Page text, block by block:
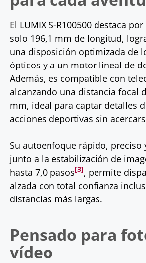
El LUMIX S-R100500 destaca
solo 196,1 mm de longitud,
una disposición optimizada de
ópticos y a un motor lineal de
Además, es compatible con
alcanzando una distancia focal
mm, ideal para captar detalles
acciones deportivas sin
Su autoenfoque rápido, preciso
junto a la estabilización de
hasta 7,0 pasos[3], permite
alzada con total confianza
distancias más largas.
Pensado para
vídeo